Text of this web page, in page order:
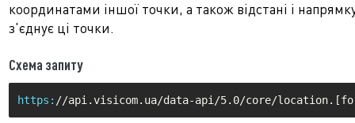
координатами іншої точки, а також відстані і
з'єднує ці точки.
Схема запиту
https: